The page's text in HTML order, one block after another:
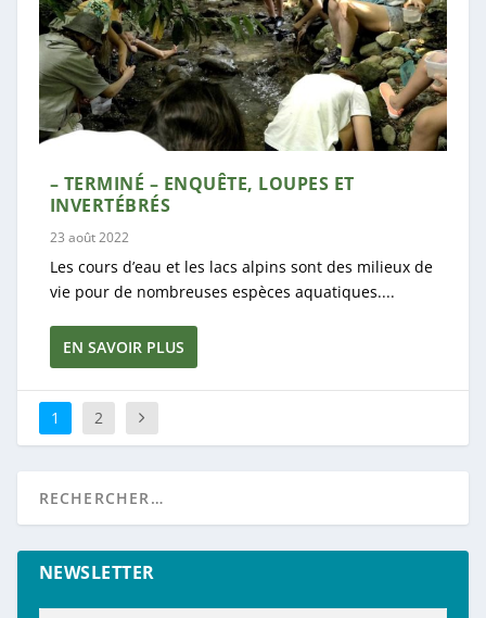
– TERMINÉ – ENQUÊTE, LOUPES ET
INVERTÉBRÉS
23 août 2022
Les cours d’eau et les lacs alpins sont des milieux de
vie pour de nombreuses espèces aquatiques....
EN SAVOIR PLUS
1 2
NEWSLETTER